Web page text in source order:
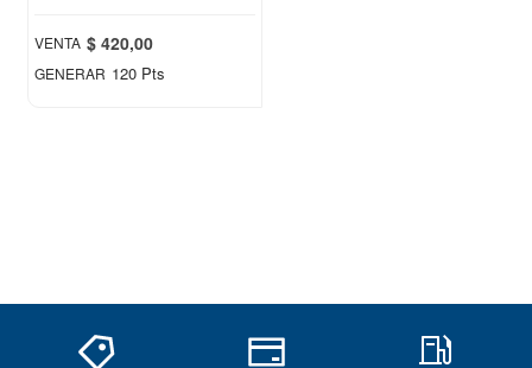
VENTA $ 420,00
GENERAR 120 Pts